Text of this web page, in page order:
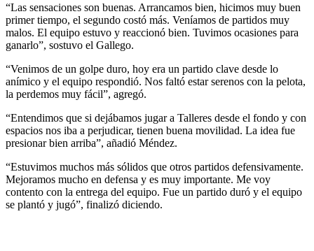
“Las sensaciones son buenas. Arrancamos bien, hicimos muy buen
primer tiempo, el segundo costó más. Veníamos de partidos muy
malos. El equipo estuvo y reaccionó bien. Tuvimos ocasiones para
ganarlo”, sostuvo el Gallego.
“Venimos de un golpe duro, hoy era un partido clave desde lo
anímico y el equipo respondió. Nos faltó estar serenos con la pelota,
la perdemos muy fácil”, agregó.
“Entendimos que si dejábamos jugar a Talleres desde el fondo y con
espacios nos iba a perjudicar, tienen buena movilidad. La idea fue
presionar bien arriba”, añadió Méndez.
“Estuvimos muchos más sólidos que otros partidos defensivamente.
Mejoramos mucho en defensa y es muy importante. Me voy
contento con la entrega del equipo. Fue un partido duró y el equipo
se plantó y jugó”, finalizó diciendo.